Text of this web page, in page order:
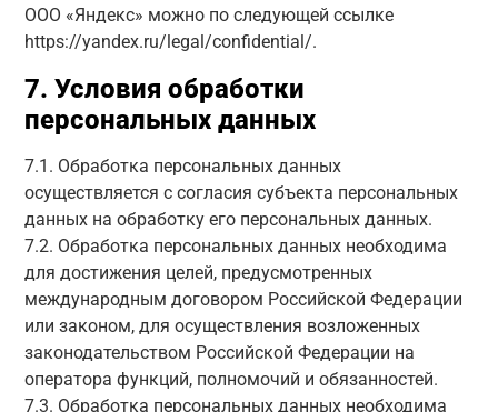
ООО «Яндекс» можно по следующей ссылке
https://yandex.ru/legal/confidential/.
7. Условия обработки
персональных данных
7.1. Обработка персональных данных
осуществляется с согласия субъекта персональных
данных на обработку его персональных данных.
7.2. Обработка персональных данных необходима
для достижения целей, предусмотренных
международным договором Российской Федерации
или законом, для осуществления возложенных
законодательством Российской Федерации на
оператора функций, полномочий и обязанностей.
7.3. Обработка персональных данных необходима